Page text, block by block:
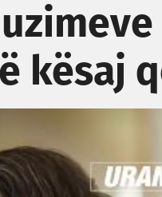
kësaj